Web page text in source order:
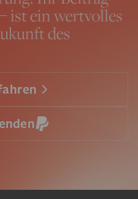
ist ein wertvolles
des